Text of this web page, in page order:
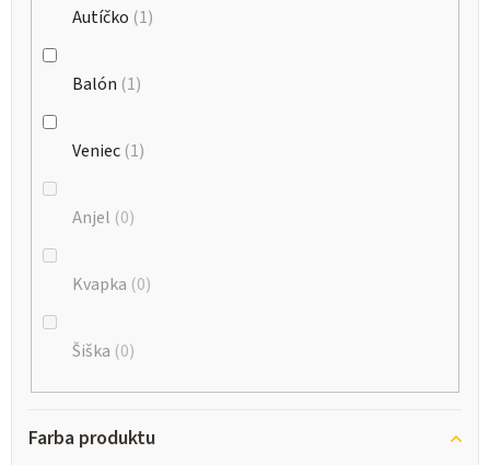
Autíčko 1
Balón 1
Veniec 1
Anjel 0
Kvapka 0
Šiška 0
Farba produktu